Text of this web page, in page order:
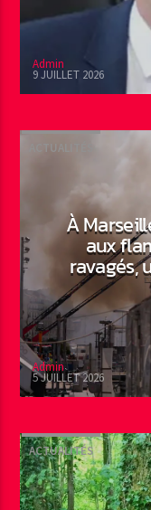
Admin
9 JUILLET 2026
ACTUALITÉS
À
aux
ravagés,
Admin
5 JUILLET 2026
ACTUALITÉS